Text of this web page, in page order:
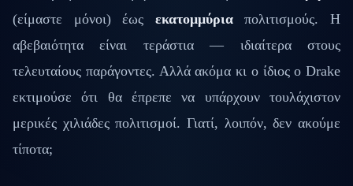
(είμαστε μόνοι) έως εκατομμύριαπολιτισμούς. Η
αβεβαιότητα είναι τεράστια — ιδιαίτερα στους
τελευταίους παράγοντες. Αλλά ακόμα κι ο ίδιος ο Drake
εκτιμούσε ότι θα έπρεπε να υπάρχουν τουλάχιστον
μερικές χιλιάδες πολιτισμοί. Γιατί, λοιπόν, δεν ακούμε
τίποτα;